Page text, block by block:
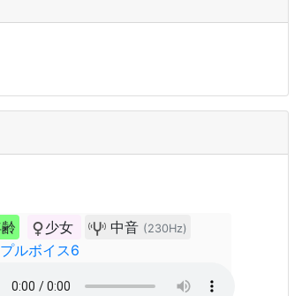
少女 中音 (230Hz)
ルボイス6